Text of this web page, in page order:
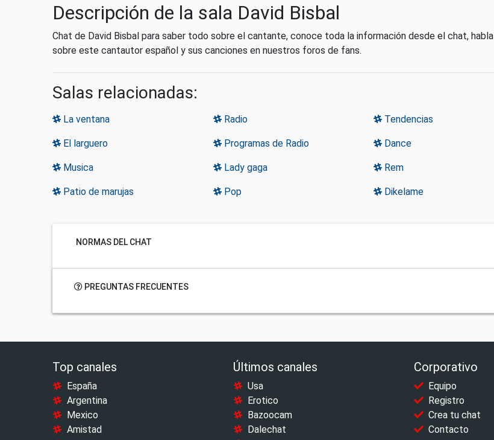
Descripción de la sala David Bisbal
Chat de David Bisbal para saber todo sobre el cantante, conoce toda la información desde el chat, habla
sobre este cantautor español y sus canciones en nuestros foros de fans.
Salas relacionadas:
La ventana Radio Tendencias
El larguero Programas de Radio Dance
Musica Lady gaga Rem
Patio de marujas Pop Dikelame
NORMAS DEL CHAT
PREGUNTAS FRECUENTES
Top canales
España
Argentina
Mexico
Amistad
Últimos canales
Usa
Erotico
Bazoocam
Dalechat
Corporativo
Equipo
Registro
Crea tu chat
Contacto